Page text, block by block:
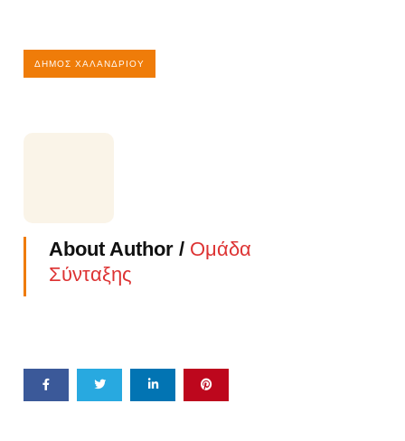
ΔΉΜΟΣ ΧΑΛΑΝΔΡΊΟΥ
About Author / Ομάδα
Σύνταξης